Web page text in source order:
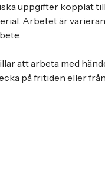
uppgifter kopplat
Arbetet är
att arbeta med
på fritiden eller